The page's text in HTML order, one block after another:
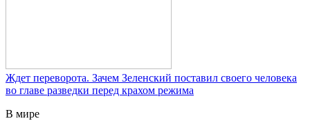
Ждет переворота. Зачем Зеленский поставил своего человека
во главе разведки перед крахом режима
В мире